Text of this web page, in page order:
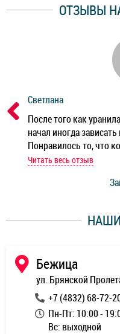
ОТЗЫВЫ
Светлана
После того как
начал иногда
Понравилось то, что
мастер при мне сделал
работы и
Читать весь отзыв
Бежица
ул. Брянской
+7 (4832) 68-72-
Пн-Пт: 10:00 -
Вс: выходной